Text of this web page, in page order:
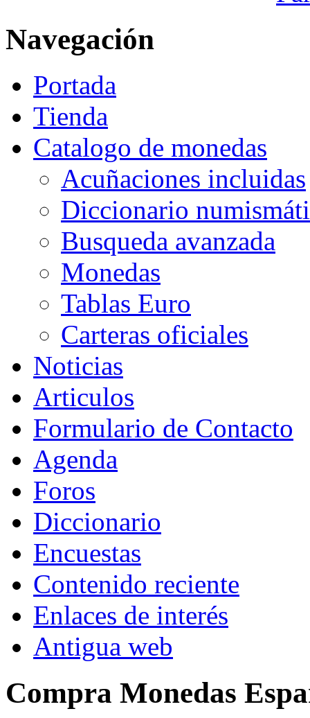
Navegación
Portada
Tienda
Catalogo de monedas
Acuñaciones incluidas
Diccionario
Busqueda avanzada
Monedas
Tablas Euro
Carteras oficiales
Noticias
Articulos
Formulario de Contacto
Agenda
Foros
Diccionario
Encuestas
Contenido reciente
Enlaces de interés
Antigua web
Compra Monedas